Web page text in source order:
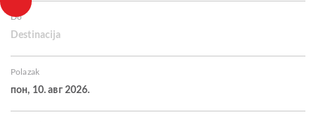
Do
Destinacija
Polazak
пон, 10. авг 2026.